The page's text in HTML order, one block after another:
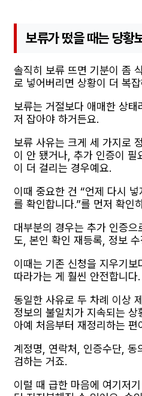
보류가 떴을 때는 당황
솔직히 보류 뜨면 기분이 좀
로 넣어버리면 상황이 더 복
보류는 거절보다 애매한 상
저 잡아야 하거든요.
보류 사유는 크게 세 가지로
이 안 됐거나, 추가 인증이
이 더 걸리는 경우예요.
이때 중요한 건 “언제 다시
를 확인합니다.”를 먼저 확인
대부분의 경우는 추가 인증으
도, 본인 확인 재등록, 정보
이때는 기존 신청을 지우기보
따라가는 게 훨씬 안전합니다.
동일한 사유로 두 차례 이상
정보의 불일치가 지속되는 상
아예 처음부터 재정리하는 편
계정명, 연락처, 인증수단, 동
검하는 거죠.
이럴 때 급한 마음에 여기저